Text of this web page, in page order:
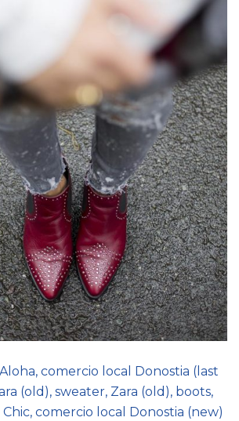
comercio local Donostia (last
(old), sweater, Zara (old), boots,
comercio local Donostia (new)